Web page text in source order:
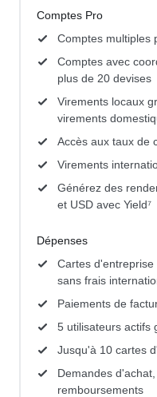
Comptes Pro
Comptes multiples
Comptes avec
plus de 20 devises
Virements locaux
virements
Accès aux taux de
Virements
Générez des
et USD avec Yield⁷
Dépenses
Cartes
sans frais
Paiements de
5 utilisateurs actifs
Jusqu'à 10 cartes
Demandes
remboursements